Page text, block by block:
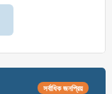
সর্বাধিক জনপ্রিয়